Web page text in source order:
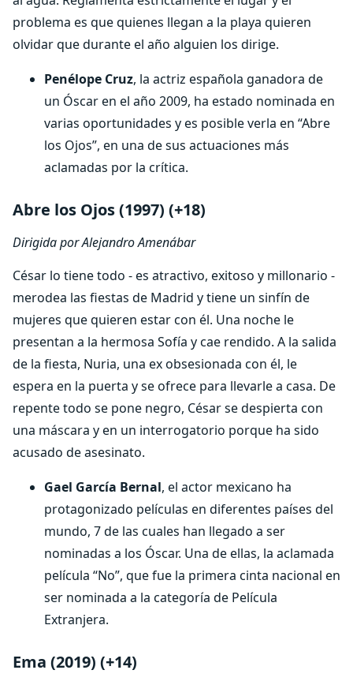
problema es que quienes llegan a la playa quieren
olvidar que durante el año alguien los dirige.
Penélope Cruz, la actriz española ganadora de
un Óscar en el año 2009, ha estado nominada en
varias oportunidades y es posible verla en “Abre
los Ojos”, en una de sus actuaciones más
aclamadas por la crítica.
Abre los Ojos (1997) (+18)
Dirigida por Alejandro Amenábar
César lo tiene todo - es atractivo, exitoso y millonario -
merodea las fiestas de Madrid y tiene un sinfín de
mujeres que quieren estar con él. Una noche le
presentan a la hermosa Sofía y cae rendido. A la salida
de la fiesta, Nuria, una ex obsesionada con él, le
espera en la puerta y se ofrece para llevarle a casa. De
repente todo se pone negro, César se despierta con
una máscara y en un interrogatorio porque ha sido
acusado de asesinato.
Gael García Bernal, el actor mexicano ha
protagonizado películas en diferentes países del
mundo, 7 de las cuales han llegado a ser
nominadas a los Óscar. Una de ellas, la aclamada
película “No”, que fue la primera cinta nacional en
ser nominada a la categoría de Película
Extranjera.
Ema (2019) (+14)